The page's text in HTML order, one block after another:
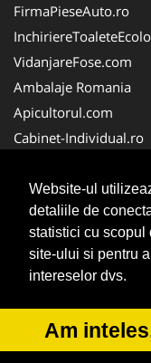
Website-ul
detaliile de
statistici cu scopul
site-ului si pentru
intereselor dvs.
Am
FirmaPieseAuto.ro
VidanjareFose.com
Ambalaje Romania
Apicultorul.com
Cabinet-Individual.ro
FirmaDeratizare.ro
© 2014-2026
ANPC SOL